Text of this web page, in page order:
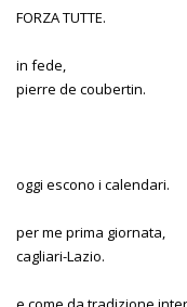
FORZA TUTTE.
in fede,
pierre de coubertin.
oggi escono i calendari.
per me prima giornata,
cagliari-Lazio.